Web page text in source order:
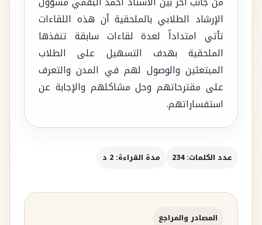
الإرشاد الطلابي بالملحقية أن هذه اللقاءات
تأتي امتداداً لعدة لقاءات سابقة تنفذها
الملحقية بهدف التسهيل على الطلاب
المبتعثين والوصول لهم في المدن والتعرف
على مقترحاتهم وحل مشاكلهم والإجابة عن
استفساراتهم.
عدد الكلمات: 234 مدة القراءة: 2 د
المصادر والمراجع